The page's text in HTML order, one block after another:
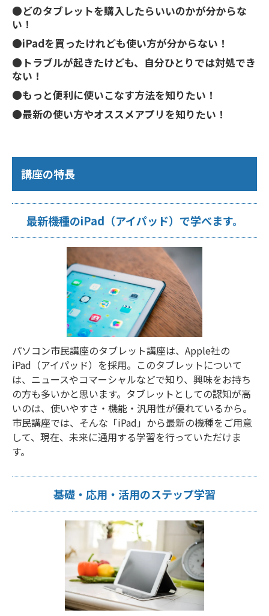
●どのタブレットを購入したらいいのかが分からな
い！
●iPadを買ったけれども使い方が分からない！
●トラブルが起きたけども、自分ひとりでは対処でき
ない！
●もっと便利に使いこなす方法を知りたい！
●最新の使い方やオススメアプリを知りたい！
講座の特長
最新機種のiPad（アイパッド）で学べます。
パソコン市民講座のタブレット講座は、Apple社の
iPad（アイパッド）を採用。このタブレットについて
は、ニュースやコマーシャルなどで知り、興味をお持ち
の方も多いかと思います。タブレットとしての認知が高
いのは、使いやすさ・機能・汎用性が優れているから。
市民講座では、そんな「iPad」から最新の機種をご用意
して、現在、未来に通用する学習を行っていただけま
す。
基礎・応用・活用のステップ学習